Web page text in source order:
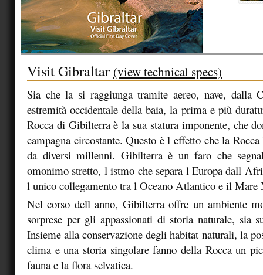
Visit Gibraltar (view technical specs)
Sia che la si raggiunga tramite aereo, nave, dalla
estremità occidentale della baia, la prima e più
Rocca di Gibilterra è la sua statura imponente, che
campagna circostante. Questo è l effetto che la
da diversi millenni. Gibilterra è un faro che
omonimo stretto, l istmo che separa l Europa dall
l unico collegamento tra l Oceano Atlantico e il Mare
Nel corso dell anno, Gibilterra offre un ambiente
sorprese per gli appassionati di storia naturale, sia
Insieme alla conservazione degli habitat naturali, la
clima e una storia singolare fanno della Rocca un
fauna e la flora selvatica.